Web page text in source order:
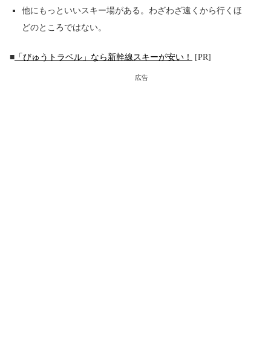
他にもっといいスキー場がある。わざわざ遠くから行くほ
どのところではない。
■ 「びゅうトラベル」なら新幹線スキーが安い！ [PR]
広告